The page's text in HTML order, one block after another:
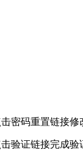
密码重置链接修
验证链接完成